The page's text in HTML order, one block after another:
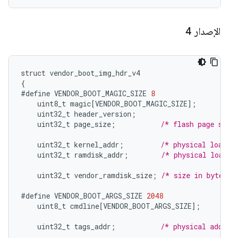
الإصدار 4
struct vendor_boot_img_hdr_v4
{
#define VENDOR_BOOT_MAGIC_SIZE 8
uint8_t magic[VENDOR_BOOT_MAGIC_SIZE] ;
uint32_t header_version ;
uint32_t page_size ; /* flash page
uint32_t kernel_addr ;
/* physical
uint32_t ramdisk_addr ; /* physical
uint32_t vendor_ramdisk_size ; /* size in
#define VENDOR_BOOT_ARGS_SIZE 2048
uint8_t cmdline[VENDOR_BOOT_ARGS_SIZE] ;
uint32_t tags_addr ; /* physical